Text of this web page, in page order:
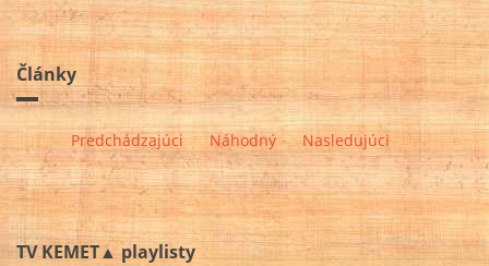
Články
Predchádzajúci Náhodný Nasledujúci
TV KEMET▲ playlisty